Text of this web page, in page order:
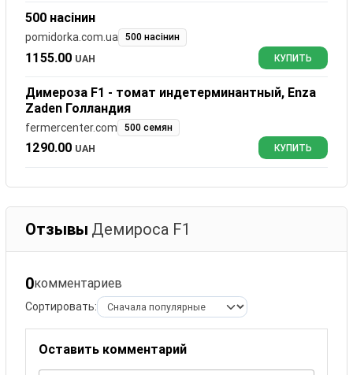
500 насінин
pomidorka.com.ua 500 насінин
1155.00 UAH КУПИТЬ
Димероза F1 - томат индетерминантный, Enza
Zaden Голландия
fermercenter.com 500 семян
1290.00 UAH КУПИТЬ
Отзывы Демироса F1
0комментариев
Сортировать:
Оставить комментарий